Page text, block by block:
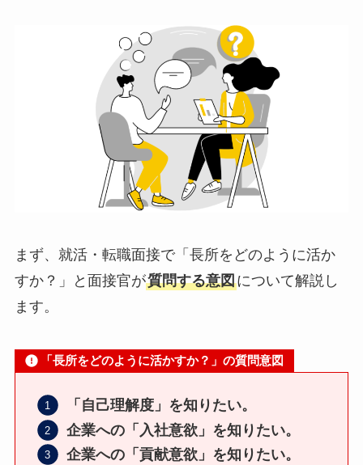
まず、就活・転職面接で「長所をどのように活か
すか？」と面接官が質問する意図について解説し
ます。
「長所をどのように活かすか？」の質問意図
「自己理解度」を知りたい。
企業への「入社意欲」を知りたい。
企業への「貢献意欲」を知りたい。